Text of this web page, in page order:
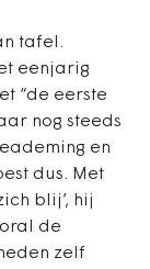
tafel.
eenjarig
“de eerste
nog steeds
en
dus. Met
blij’, hij
de
zelf